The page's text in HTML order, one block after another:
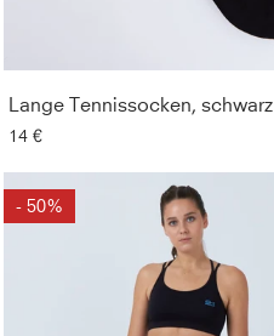
Lange Tennissocken, schwarz
14 €
- 50%